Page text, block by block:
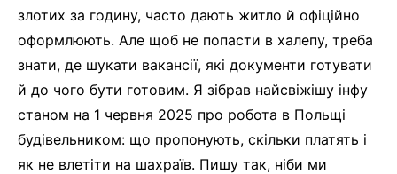
злотих за годину, часто дають житло й офіційно
оформлюють. Але щоб не попасти в халепу, треба
знати, де шукати вакансії, які документи готувати
й до чого бути готовим. Я зібрав найсвіжішу інфу
станом на 1 червня 2025 про робота в Польщі
будівельником: що пропонують, скільки платять і
як не влетіти на шахраїв. Пишу так, ніби ми